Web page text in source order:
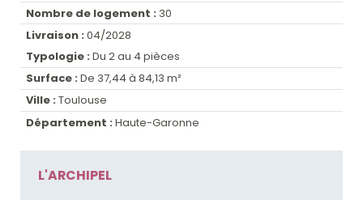
Nombre de logement : 30
Livraison : 04/2028
Typologie : Du 2 au 4 pièces
Surface : De 37,44 à 84,13 m²
Ville : Toulouse
Département : Haute-Garonne
L'ARCHIPEL